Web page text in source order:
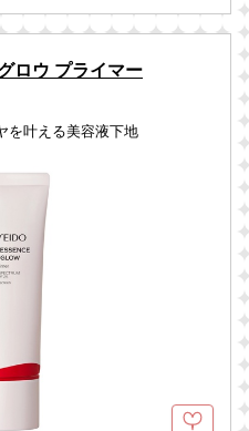
ロウ プライマー
を叶える美容液下地